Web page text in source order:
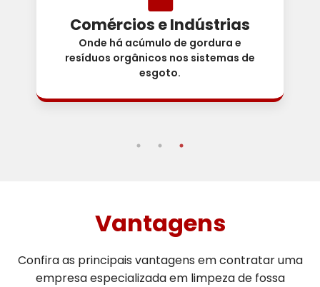
Comércios e Indústrias
Onde há acúmulo de gordura e
resíduos orgânicos nos sistemas de
esgoto.
Vantagens
Confira as principais vantagens em contratar uma
empresa especializada em limpeza de fossa